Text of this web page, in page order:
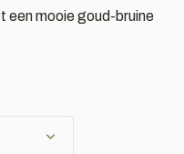
een mooie goud-bruine